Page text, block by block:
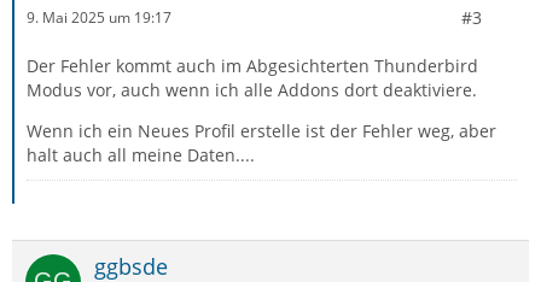
9. Mai 2025 um 19:17 #3
Der Fehler kommt auch im Abgesichterten Thunderbird
Modus vor, auch wenn ich alle Addons dort deaktiviere.
Wenn ich ein Neues Profil erstelle ist der Fehler weg, aber
halt auch all meine Daten....
ggbsde